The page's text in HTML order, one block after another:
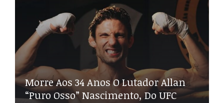
Morre Aos 34 Anos O Lutador Allan
“Puro Osso” Nascimento, Do UFC